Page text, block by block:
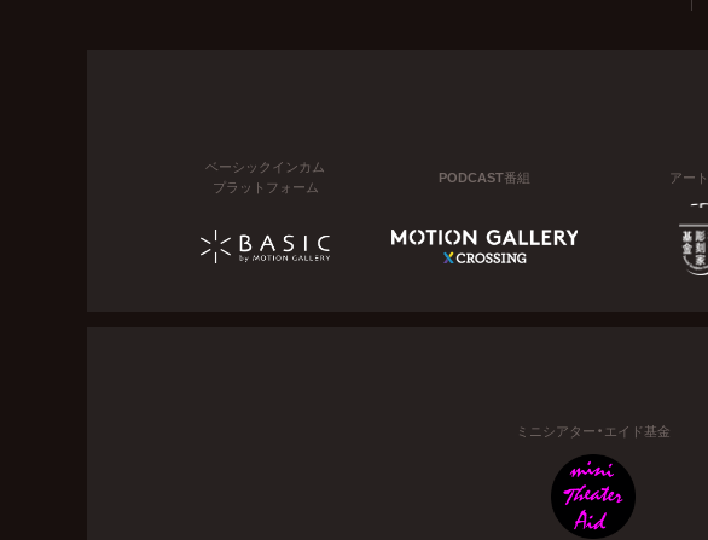
ベーシックインカム
プラットフォーム
PODCAST番組 アー
ミニシアター・エイド基金